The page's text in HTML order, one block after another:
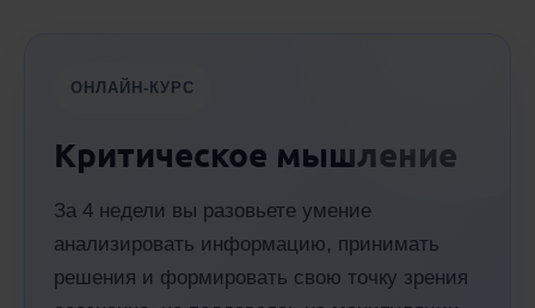
ОНЛАЙН-КУРС
Критическое мышление
За 4 недели вы разовьете умение
анализировать информацию, принимать
решения и формировать свою точку зрения